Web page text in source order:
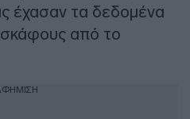
έχασαν τα δεδομένα
από το